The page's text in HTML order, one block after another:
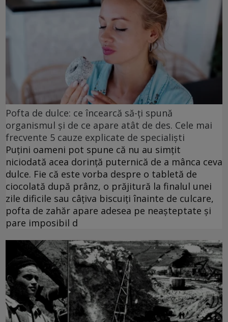
Pofta de dulce: ce încearcă să-ți spună
organismul și de ce apare atât de des. Cele mai
frecvente 5 cauze explicate de specialiști
Puțini oameni pot spune că nu au simțit
niciodată acea dorință puternică de a mânca ceva
dulce. Fie că este vorba despre o tabletă de
ciocolată după prânz, o prăjitură la finalul unei
zile dificile sau câțiva biscuiți înainte de culcare,
pofta de zahăr apare adesea pe neașteptate și
pare imposibil d